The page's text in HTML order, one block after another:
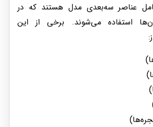
عناصر سه‌بعدی مدل هستند که در
استفاده می‌شوند. برخی از این